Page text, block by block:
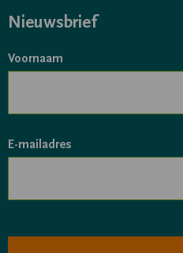
Nieuwsbrief
Voornaam
E-mailadres